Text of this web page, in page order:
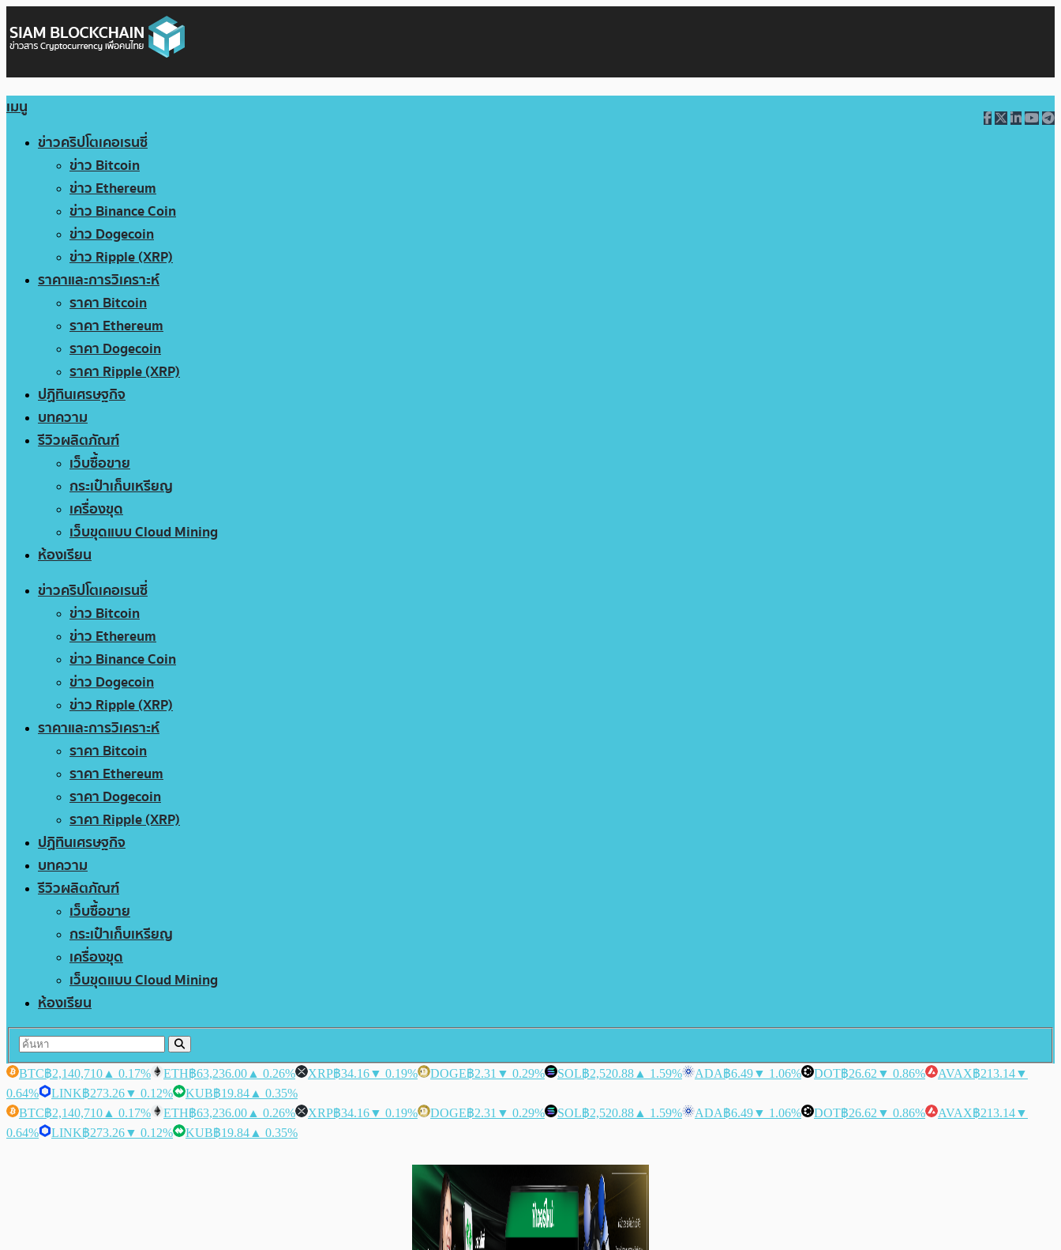
เมนู
ข่าวคริปโตเคอเรนซี่
ข่าว Bitcoin
ข่าว Ethereum
ข่าว Binance Coin
ข่าว Dogecoin
ข่าว Ripple (XRP)
ราคาและการวิเคราะห์
ราคา Bitcoin
ราคา Ethereum
ราคา Dogecoin
ราคา Ripple (XRP)
ปฏิทินเศรษฐกิจ
บทความ
รีวิวผลิตภัณฑ์
เว็บซื้อขาย
กระเป๋าเก็บเหรียญ
เครื่องขุด
เว็บขุดแบบ Cloud Mining
ห้องเรียน
ข่าวคริปโตเคอเรนซี่
ข่าว Bitcoin
ข่าว Ethereum
ข่าว Binance Coin
ข่าว Dogecoin
ข่าว Ripple (XRP)
ราคาและการวิเคราะห์
ราคา Bitcoin
ราคา Ethereum
ราคา Dogecoin
ราคา Ripple (XRP)
ปฏิทินเศรษฐกิจ
บทความ
รีวิวผลิตภัณฑ์
เว็บซื้อขาย
กระเป๋าเก็บเหรียญ
เครื่องขุด
เว็บขุดแบบ Cloud Mining
ห้องเรียน
BTC฿2,140,710 ▲ 0.17% ETH฿63,236.00 ▲ 0.26% XRP฿34.16▼ 0.19% DOGE฿2.31 ▼ 0.29% SOL฿2,520.88 ▲ 1.59% ADA฿6.49▼ 1.06% DOT฿26.62 ▼ 0.86% AVAX฿213.14▼
0.64%
LINK฿273.26▼ 0.12% KUB฿19.84 ▲ 0.35%
BTC฿2,140,710 ▲ 0.17% ETH฿63,236.00 ▲ 0.26% XRP฿34.16▼ 0.19% DOGE฿2.31 ▼ 0.29% SOL฿2,520.88 ▲ 1.59% ADA฿6.49▼ 1.06% DOT฿26.62 ▼ 0.86% AVAX฿213.14▼
0.64%
LINK฿273.26▼ 0.12% KUB฿19.84 ▲ 0.35%